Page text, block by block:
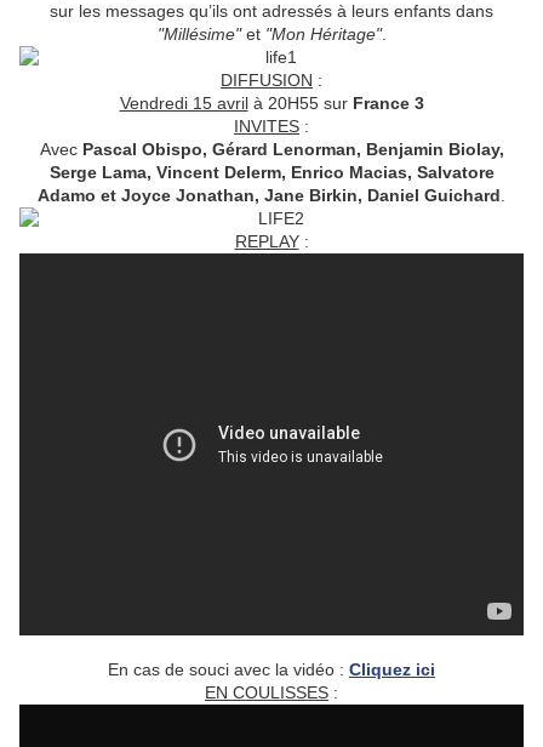
sur les messages qu’ils ont adressés à leurs enfants dans
"Millésime"et "Mon Héritage".
DIFFUSION :
Vendredi 15 avrilà 20H55 sur France 3
INVITES :
Avec Pascal Obispo, Gérard Lenorman, Benjamin Biolay,
Serge Lama, Vincent Delerm, Enrico Macias, Salvatore
Adamo et Joyce Jonathan, Jane Birkin, Daniel Guichard
REPLAY:
En cas de souci avec la vidéo : Cliquez ici
EN COULISSES :